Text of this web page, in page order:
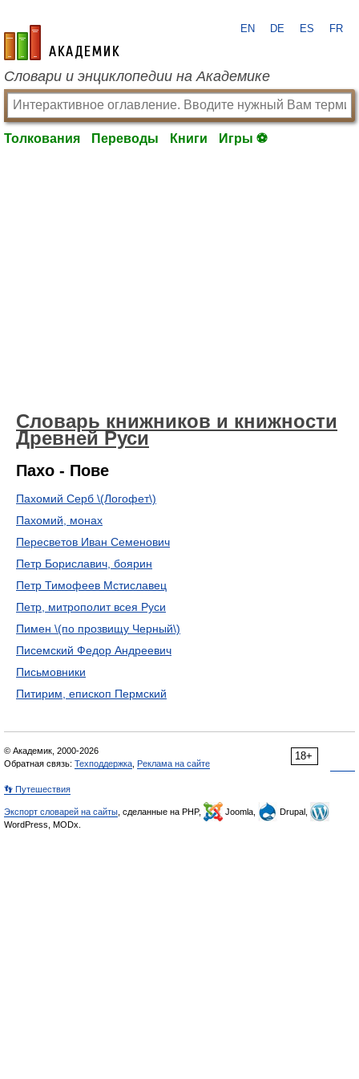
academic.ru
EN DE ES FR
Словари и энциклопедии на Академике
Толкования Переводы Книги Игры ⚽
Словарь книжников и книжности
Древней Руси
Пахо - Пове
Пахомий Серб \(Логофет\)
Пахомий, монах
Пересветов Иван Семенович
Петр Бориславич, боярин
Петр Тимофеев Мстиславец
Петр, митрополит всея Руси
Пимен \(по прозвищу Черный\)
Писемский Федор Андреевич
Письмовники
Питирим, епископ Пермский
18+
© Академик, 2000-2026
Обратная связь: Техподдержка Реклама на сайте
👣 Путешествия
Экспорт словарей на сайты , сделанные на PHP, Joomla,
Drupal,
WordPress, MODx.